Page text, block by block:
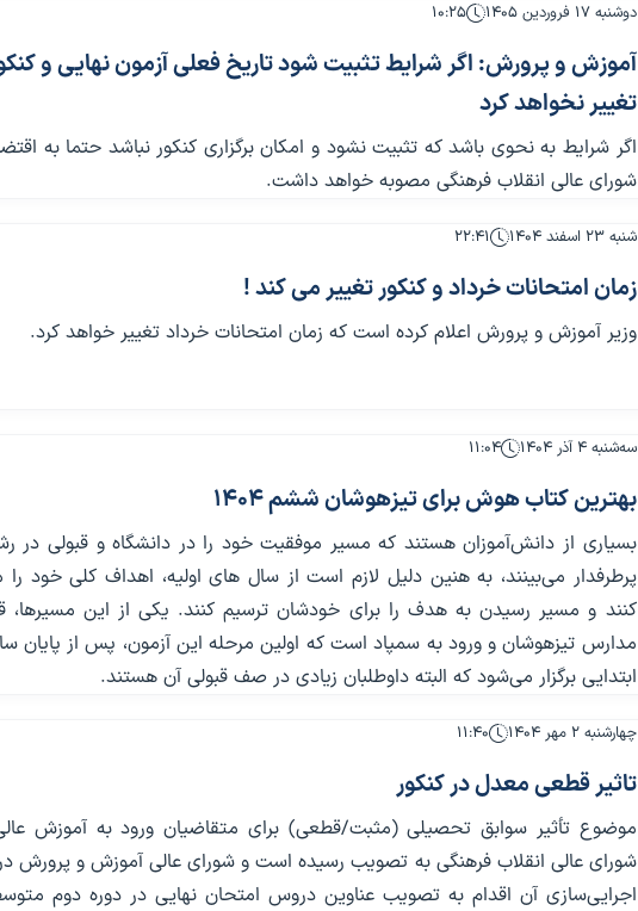
دوشنبه ۱۷ فروردین ۱۴۰۵ ۱۰:۲۵
آموزش و پرورش: اگر شرایط تثبیت شود تاریخ فعلی آزمون نهایی و
تغییر نخواهد کرد
اگر شرایط به نحوی باشد که تثبیت نشود و امکان برگزاری کنکور نباشد حتما به
شورای عالی انقلاب فرهنگی مصوبه خواهد داشت.
شنبه ۲۳ اسفند ۱۴۰۴ ۲۲:۴۱
زمان امتحانات خرداد و کنکور تغییر می کند !
وزیر آموزش و پرورش اعلام کرده است که زمان امتحانات خرداد تغییر خواهد کرد.
سه‌شنبه ۴ آذر ۱۴۰۴ ۱۱:۰۴
بهترین کتاب هوش برای تیزهوشان ششم 1404
بسیاری از دانش‌آموزان هستند که مسیر موفقیت خود را در دانشگاه و قبولی در
پرطرفدار می‌بینند، به هنین دلیل لازم است از سال های اولیه، اهداف کلی خود
کنند و مسیر رسیدن به هدف را برای خودشان ترسیم کنند. یکی از این مسیرها،
مدارس تیزهوشان و ورود به سمپاد است که اولین مرحله این آزمون، پس از پایان
ابتدایی برگزار می‌شود که البته داوطلبان زیادی در صف قبولی آن هستند.
چهارشنبه ۲ مهر ۱۴۰۴ ۱۱:۴۰
تاثیر قطعی معدل در کنکور
موضوع تأثیر سوابق تحصیلی (مثبت/قطعی) برای متقاضیان ورود به آموزش
شورای عالی انقلاب فرهنگی به تصویب رسیده است و شورای عالی آموزش و پرورش
اجرایی‌سازی آن اقدام به تصویب عناوین دروس امتحان نهایی در دوره دوم